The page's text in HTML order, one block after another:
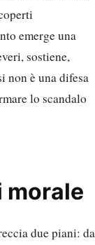
emerge una
sostiene,
non è una difesa
lo scandalo
morale
due piani: da